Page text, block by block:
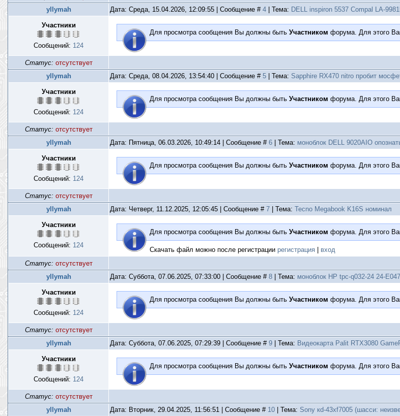
yllymah
Дата: Среда, 15.04.2026, 12:09:55 | Сообщение # 4 | Тема: DELL inspiron 5537 Compal LA-
Участники
Сообщений: 124
Для просмотра сообщения Вы должны быть Участником форума. Для этого
Статус: отсутствует
yllymah
Дата: Среда, 08.04.2026, 13:54:40 | Сообщение # 5 | Тема: Sapphire RX470 nitro пробит
Участники
Сообщений: 124
Для просмотра сообщения Вы должны быть Участником форума. Для этого
Статус: отсутствует
yllymah
Дата: Пятница, 06.03.2026, 10:49:14 | Сообщение # 6 | Тема: моноблок DELL 9020AIO
Участники
Сообщений: 124
Для просмотра сообщения Вы должны быть Участником форума. Для этого
Статус: отсутствует
yllymah
Дата: Четверг, 11.12.2025, 12:05:45 | Сообщение # 7 | Тема: Tecno Megabook K16S номинал
Участники
Сообщений: 124
Для просмотра сообщения Вы должны быть Участником форума. Для этого
Скачать файл можно после регистрации регистрация
вход
Статус: отсутствует
yllymah
Дата: Суббота, 07.06.2025, 07:33:00 | Сообщение # 8 | Тема: моноблок HP tpc-q032-24 24-
Участники
Сообщений: 124
Для просмотра сообщения Вы должны быть Участником форума. Для этого
Статус: отсутствует
yllymah
Дата: Суббота, 07.06.2025, 07:29:39 | Сообщение # 9 | Тема: Видеокарта Palit RTX3080
Участники
Сообщений: 124
Для просмотра сообщения Вы должны быть Участником форума. Для этого
Статус: отсутствует
yllymah
Дата: Вторник, 29.04.2025, 11:56:51 | Сообщение # 10 | Тема: Sоny кd-43хf7005 (шасси: